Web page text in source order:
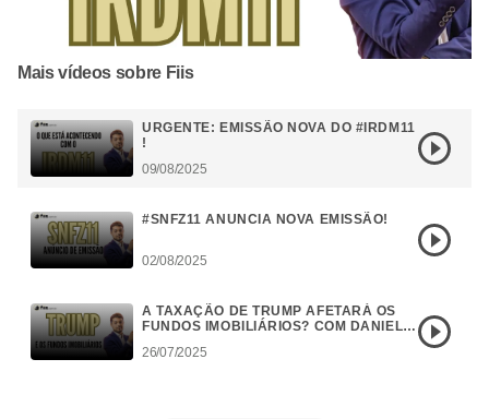
Mais vídeos sobre Fiis
URGENTE: EMISSÃO NOVA DO #IRDM11
!
09/08/2025
#SNFZ11 ANUNCIA NOVA EMISSÃO!
02/08/2025
A TAXAÇÃO DE TRUMP AFETARÁ OS
FUNDOS IMOBILIÁRIOS? COM DANIEL
26/07/2025